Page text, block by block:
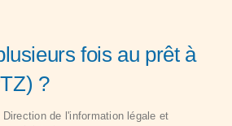
fois au prêt à
?
de l'information légale et